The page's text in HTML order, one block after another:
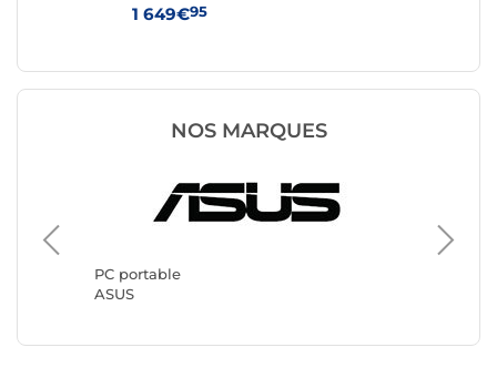
1 649€95
NOS MARQUES
PC portable
ASUS